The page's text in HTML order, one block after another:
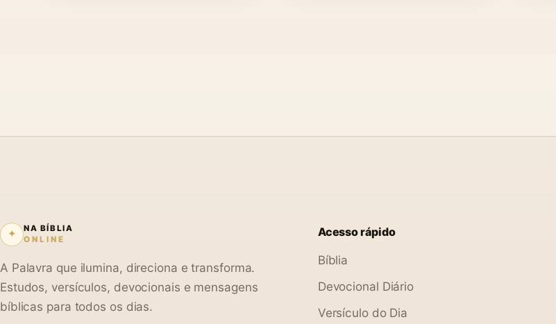
✦
NA BÍBLIA
ONLINE
A Palavra que ilumina, direciona e transforma.
Estudos, versículos, devocionais e mensagens
bíblicas para todos os dias.
Acesso rápido
Bíblia
Devocional Diário
Versículo do Dia